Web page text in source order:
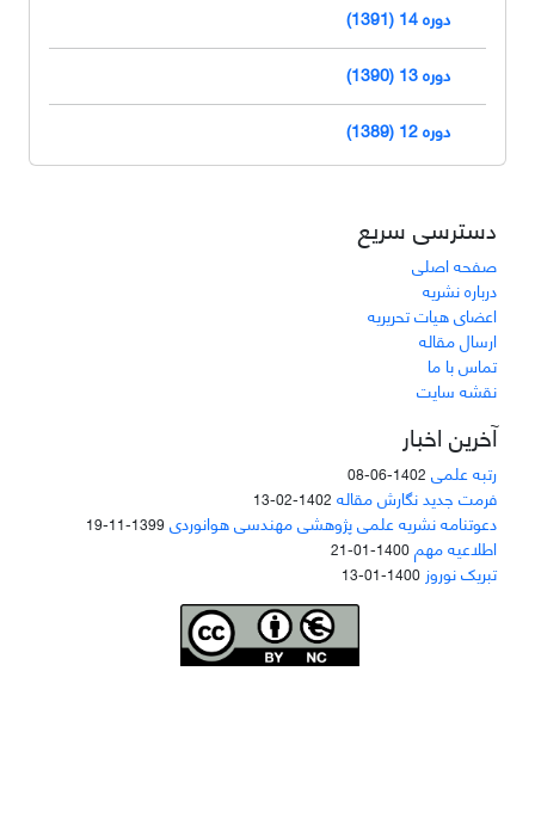
دوره 14 (1391)
دوره 13 (1390)
دوره 12 (1389)
دسترسی سریع
صفحه اصلی
درباره نشریه
اعضای هیات تحریریه
ارسال مقاله
تماس با ما
نقشه سایت
آخرین اخبار
رتبه علمی 1402-06-08
فرمت جدید نگارش مقاله 1402-02-13
دعوتنامه نشریه علمی پژوهشی مهندسی هوانوردی1399-11-19
اطلاعیه مهم1400-01-21
تبریک نوروز 1400-01-13